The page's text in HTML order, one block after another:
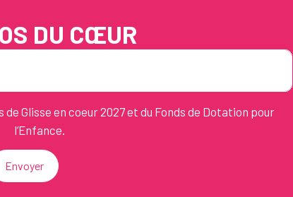
DU CŒUR
Glisse en coeur 2027 et du Fonds de Dotation pour
l’Enfance.
Envoyer